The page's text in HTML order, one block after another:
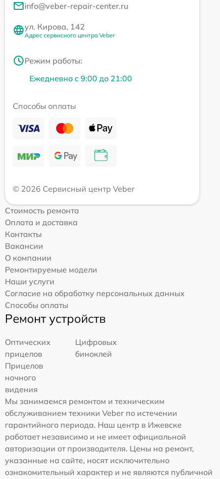
info@veber-repair-center.ru
ул. Кирова, 142
Адрес сервисного центра Veber
Режим работы:
Ежедневно с 9:00 до 21:00
Способы оплаты
© 2026 Сервисный центр Veber
Стоимость ремонта
Оплата и доставка
Контакты
Вакансии
О компании
Ремонтируемые модели
Наши услуги
Согласие на обработку персональных данных
Способы оплаты
Ремонт устройств
Оптических
прицелов
Цифровых
биноклей
Прицелов
ночного
видения
Мы занимаемся ремонтом и техническим
обслуживанием техники Veber по истечении
гарантийного периода. Наш центр в Ижевске
работает независимо и не имеет официальной
авторизации от производителя. Цены на ремонт,
указанные на сайте, носят исключительно
ознакомительный характер и не являются публичной